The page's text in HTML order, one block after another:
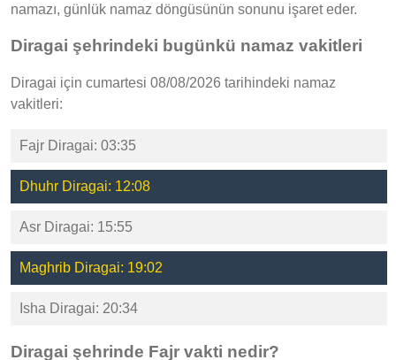
namazı, günlük namaz döngüsünün sonunu işaret eder.
Diragai şehrindeki bugünkü namaz vakitleri
Diragai için cumartesi 08/08/2026 tarihindeki namaz
vakitleri:
Fajr Diragai: 03:35
Dhuhr Diragai: 12:08
Asr Diragai: 15:55
Maghrib Diragai: 19:02
Isha Diragai: 20:34
Diragai şehrinde Fajr vakti nedir?